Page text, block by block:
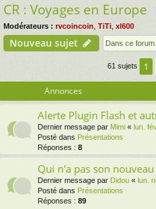
ra
pi
de
m
s
CR : Voyages en Europe
Modérateurs : rvcoincoin TiTi xl600
Nouveau sujet
61 sujets 1
Annonces
Alerte Plugin Flash et
Dernier message par Mimi « lun.
Posté dans Présentations
Réponses : 8
Qui n'a pas son
Dernier message par Didou « lun.
Posté dans Présentations
Réponses : 89